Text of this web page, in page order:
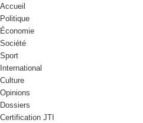
Accueil
Politique
Économie
Société
Sport
International
Culture
Opinions
Dossiers
Certification JTI